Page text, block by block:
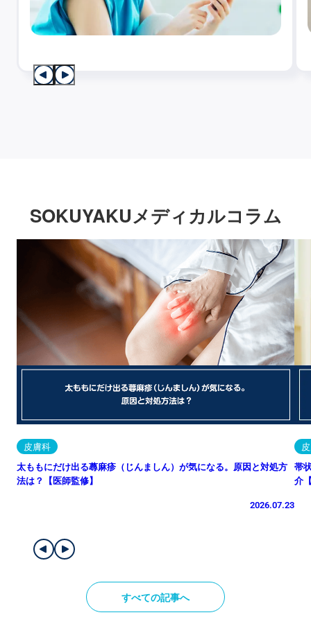
SOKUYAKUメディカルコラム
皮膚科
太ももにだけ出る蕁麻疹（じんましん）が気になる。原因と対処方
法は？【医師監修】
2026.07.23
帯
介
すべての記事へ